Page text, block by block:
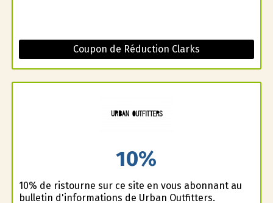
Coupon de Réduction Clarks
10%
10% de ristourne sur ce site en vous abonnant au
bulletin d'informations de Urban Outfitters.